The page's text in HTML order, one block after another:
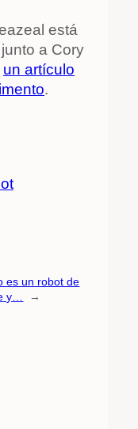
está
a Cory
un artículo
.
es un robot de
y…
→